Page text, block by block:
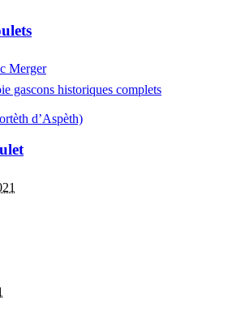
Merger
gascons historiques complets
d’Aspèth)